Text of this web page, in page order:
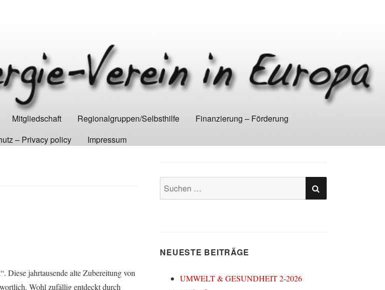
Mitgliedschaft Regionalgruppen/Selbsthilfe
Finanzierung – Förderung
– Privacy policy
Impressum
Diese jahrtausende alte Zubereitung von
Wohl zufällig entdeckt durch
Suchen
nach:
SUCHEN
NEUESTE BEITRÄGE
UMWELT & GESUNDHEIT 2-2026